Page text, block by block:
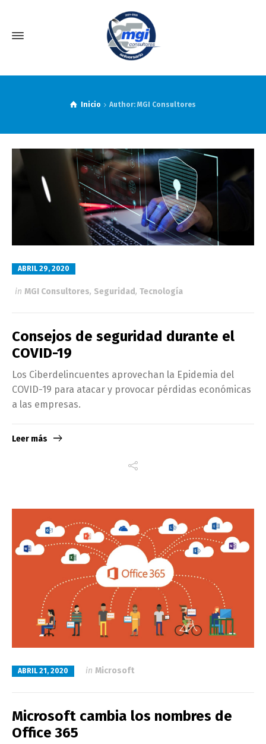
Inicio Author: MGI Consultores
ABRIL 29, 2020
in MGI Consultores, Seguridad, Tecnología
Consejos de seguridad durante el
COVID-19
Los Ciberdelincuentes aprovechan la Epidemia del
COVID-19 para atacar y provocar pérdidas económicas
a las empresas.
Leer más
ABRIL 21, 2020 in Microsoft
Microsoft cambia los nombres de
Office 365